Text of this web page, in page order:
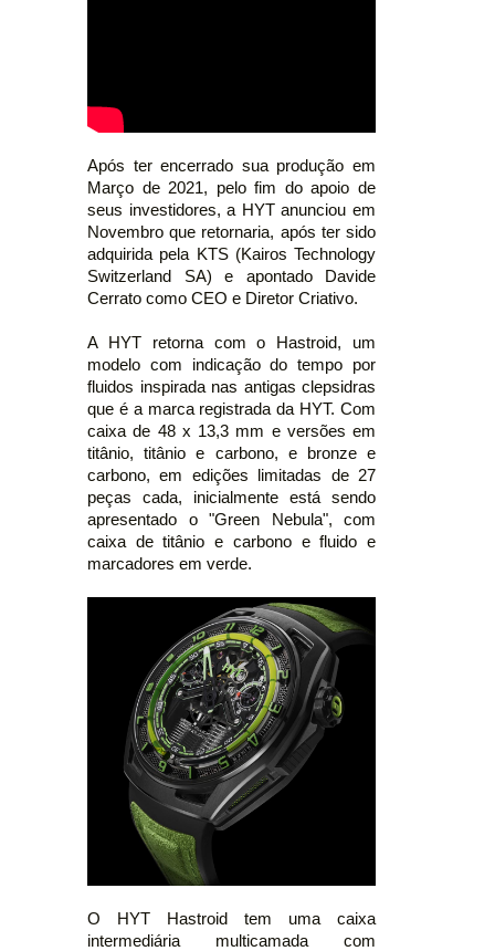
Após ter encerrado sua produção em
Março de 2021, pelo fim do apoio de
seus investidores, a HYT anunciou em
Novembro que retornaria, após ter sido
adquirida pela KTS (Kairos Technology
Switzerland SA) e apontado Davide
Cerrato como CEO e Diretor Criativo.
A HYT retorna com o Hastroid, um
modelo com indicação do tempo por
fluidos inspirada nas antigas clepsidras
que é a marca registrada da HYT. Com
caixa de 48 x 13,3 mm e versões em
titânio, titânio e carbono, e bronze e
carbono, em edições limitadas de 27
peças cada, inicialmente está sendo
apresentado o "Green Nebula", com
caixa de titânio e carbono e fluido e
marcadores em verde.
O HYT Hastroid tem uma caixa
intermediária multicamada com